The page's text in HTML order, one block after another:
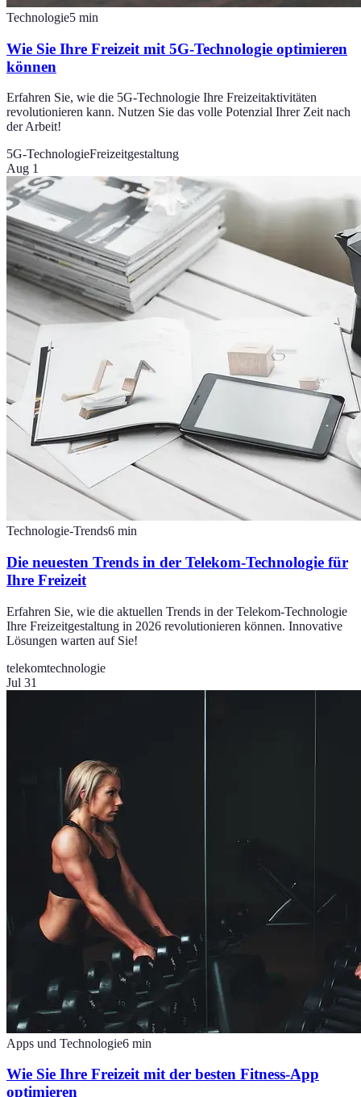
Technologie5 min
Wie Sie Ihre Freizeit mit 5G-Technologie optimieren
können
Erfahren Sie, wie die 5G-Technologie Ihre Freizeitaktivitäten
revolutionieren kann. Nutzen Sie das volle Potenzial Ihrer Zeit nach
der Arbeit!
5G-TechnologieFreizeitgestaltung
Aug 1
Technologie-Trends6 min
Die neuesten Trends in der Telekom-Technologie für
Ihre Freizeit
Erfahren Sie, wie die aktuellen Trends in der Telekom-Technologie
Ihre Freizeitgestaltung in 2026 revolutionieren können. Innovative
Lösungen warten auf Sie!
telekomtechnologie
Jul 31
Apps und Technologie6 min
Wie Sie Ihre Freizeit mit der besten Fitness-App
optimieren